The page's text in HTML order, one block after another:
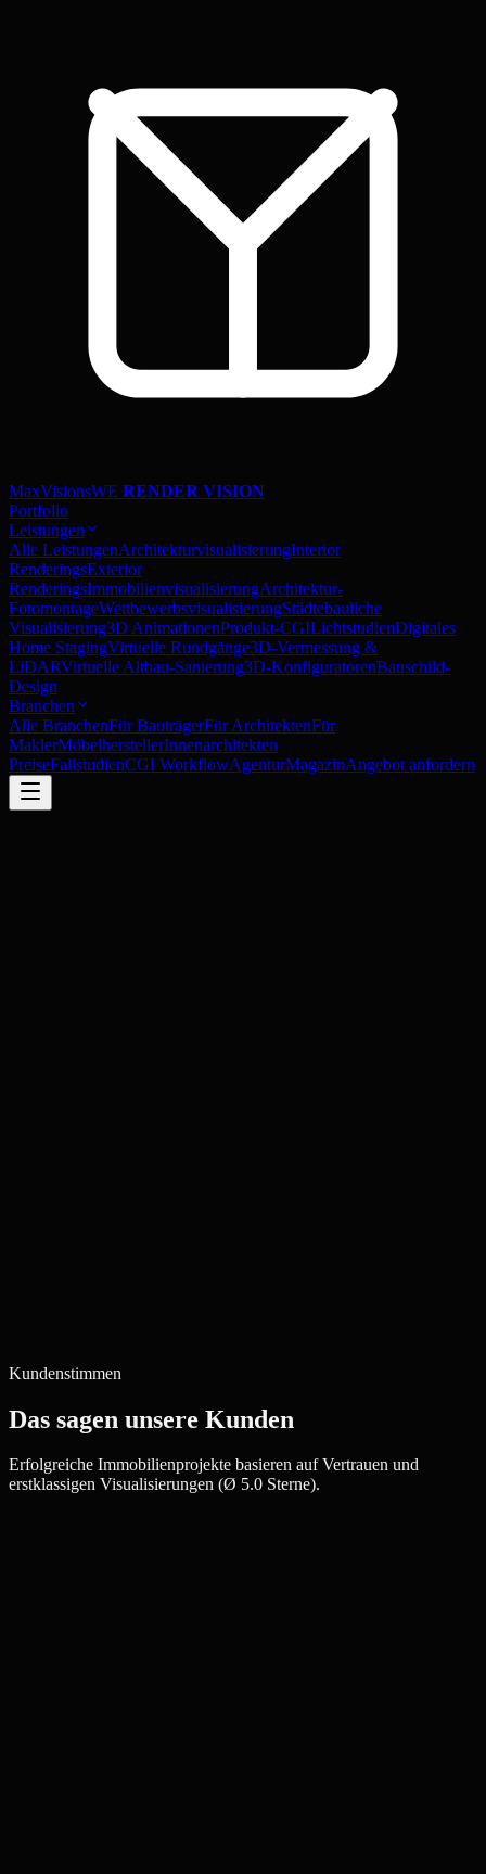
MaxVisionsWE RENDER VISION
Portfolio
Leistungen
Alle LeistungenArchitekturvisualisierungInterior
RenderingsExterior
RenderingsImmobilienvisualisierungArchitektur-
FotomontageWettbewerbsvisualisierungStädtebauliche
Visualisierung3D AnimationenProdukt-CGILichtstudienDigitales
Home StagingVirtuelle Rundgänge3D-Vermessung &
LiDARVirtuelle Altbau-Sanierung3D-KonfiguratorenBauschild-
Design
Branchen
Alle BranchenFür BauträgerFür ArchitektenFür
MaklerMöbelherstellerInnenarchitekten
PreiseFallstudienCGI WorkflowAgenturMagazinAngebot anfordern
Kundenstimmen
Das sagen unsere Kunden
Erfolgreiche Immobilienprojekte basieren auf Vertrauen und
erstklassigen Visualisierungen (Ø 5.0 Sterne).